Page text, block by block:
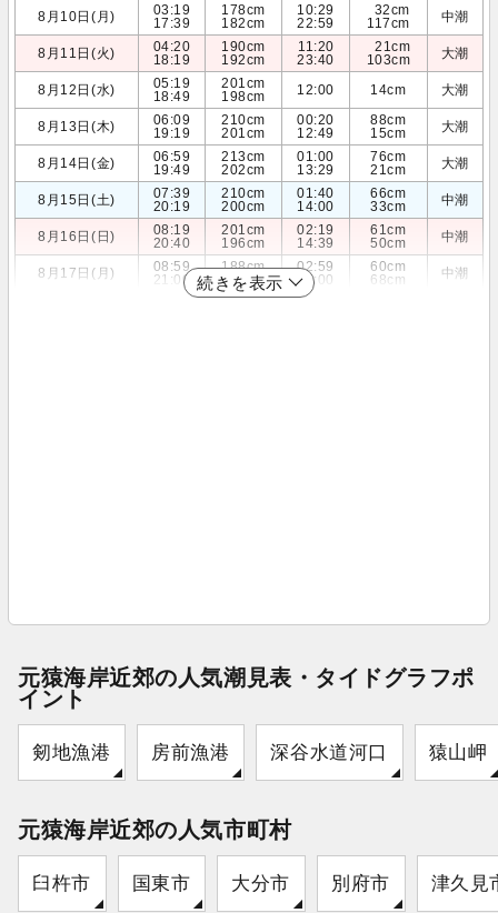
8月10日(月)
03:19
17:39
178cm
182cm
10:29
22:59
32cm
117cm
中潮
8月11日(火)
04:20
18:19
190cm
192cm
11:20
23:40
21cm
103cm
大潮
8月12日(水)
05:19
18:49
201cm
198cm
12:00 14cm 大潮
8月13日(木)
06:09
19:19
210cm
201cm
00:20
12:49
88cm
15cm
大潮
8月14日(金)
06:59
19:49
213cm
202cm
01:00
13:29
76cm
21cm
大潮
8月15日(土)
07:39
20:19
210cm
200cm
01:40
14:00
66cm
33cm
中潮
8月16日(日)
08:19
20:40
201cm
196cm
02:19
14:39
61cm
50cm
中潮
8月17日(月)
08:59
21:00
188cm
190cm
02:59
15:00
60cm
68cm
中潮
続きを表示
元猿海岸近郊の人気潮見表・タイドグラフポ
イント
剱地漁港 房前漁港 深谷水道河口 猿山岬
元猿海岸近郊の人気市町村
臼杵市 国東市 大分市 別府市 津久見